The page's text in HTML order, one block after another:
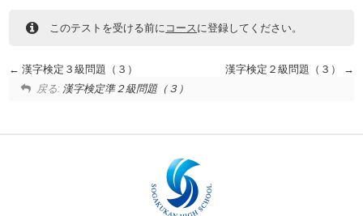
このテストを受ける前に コースに登録してください。
漢字検定３級問題（３）
漢字検定２級問題（３）
戻る: 漢字検定準２級問題（３）